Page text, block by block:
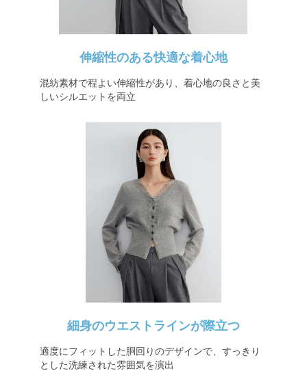
伸縮性のある快適な着心地
混紡素材で程よい伸縮性があり、着心地の良さと美
しいシルエットを両立
細身のウエストラインが際立つ
適度にフィットした胴回りのデザインで、すっきり
とした洗練された雰囲気を演出